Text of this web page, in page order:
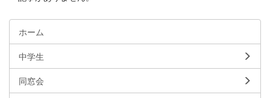
ホーム
中学生
同窓会